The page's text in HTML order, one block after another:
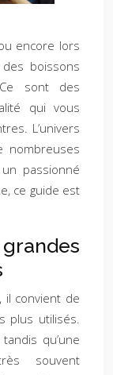
encore lors
boissons
sont des
qui vous
L’univers
nombreuses
passionné
ce guide est
, il convient de
plus utilisés.
qu’une
souvent